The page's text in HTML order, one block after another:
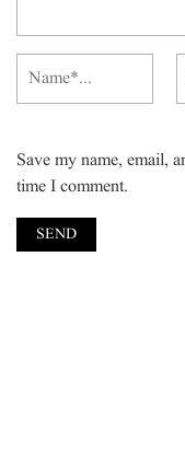
Save my name, email,
time I comment.